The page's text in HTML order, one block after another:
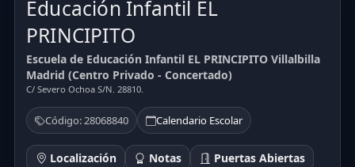
Educación Infantil EL
PRINCIPITO
Escuela de Educación Infantil EL PRINCIPITO Villalbilla
Madrid (Centro Privado - Concertado)
C/ Severo Ochoa S/N. 28810.
Código: 28068840 Calendario Escolar
Localización Notas
Puertas Abiertas